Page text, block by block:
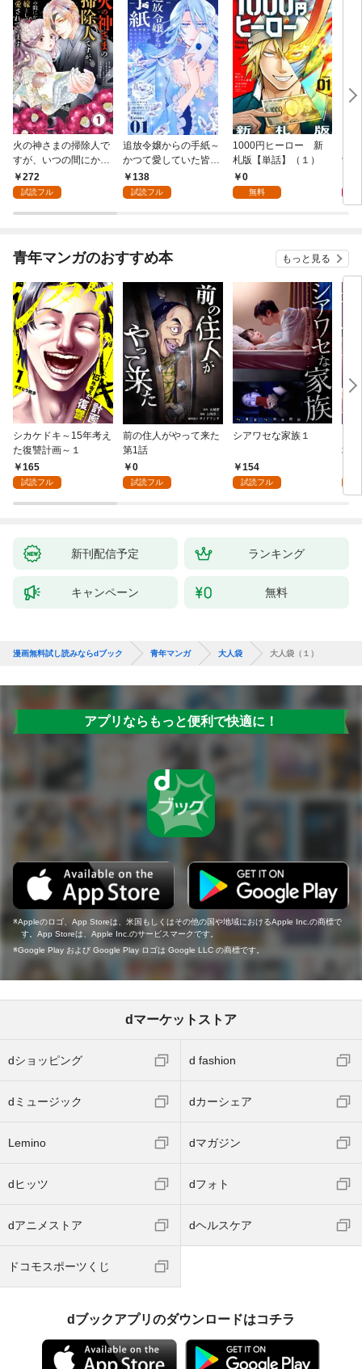
火の神さまの掃除人で
すが、いつの間にか花
嫁として溺愛されてい
ます【単話】（１）
272
試読フル
追放令嬢からの手紙～
かつて愛していた皆さ
まへ 私のことなどお忘
れですか？～【単話】
138
試読フル
1000円ヒーロー 新
札版【単話】（１）
0
無料
9.5
青年マンガのおすすめ本 もっと見る
シカケドキ～15年考え
た復讐計画～１
165
試読フル
前の住人がやって来た
第1話
0
試読フル
シアワセな家族１
154
試読フル
地
新刊配信予定 ランキング
キャンペーン 無料
漫画無料試し読みならdブック 青年マンガ 大人袋 大人袋（１）
アプリならもっと便利で快適に！
Appleのロゴ、App Storeは、米国もしくはその他の国や地域におけるApple Inc.の商標で
す。App Storeは、Apple Inc.のサービスマークです。
Google Play および Google Play ロゴは Google LLC の商標です。
dマーケットストア
dショッピング d fashion
dミュージック dカーシェア
Lemino dマガジン
dヒッツ dフォト
dアニメストア dヘルスケア
ドコモスポーツくじ
dブックアプリのダウンロードはコチラ